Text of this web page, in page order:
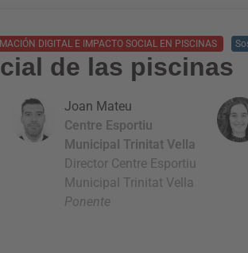
DIGITAL E IMPACTO SOCIAL EN PISCINAS
de las piscinas
Joan Mateu
Centre Esportiu
Municipal Trinitat Vella
Director Centre Esportiu
Municipal Trinitat Vella
Ponente